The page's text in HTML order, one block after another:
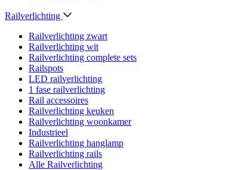
Railverlichting
Railverlichting zwart
Railverlichting wit
Railverlichting complete sets
Railspots
LED railverlichting
1 fase railverlichting
Rail accessoires
Railverlichting keuken
Railverlichting woonkamer
Industrieel
Railverlichting hanglamp
Railverlichting rails
Alle Railverlichting